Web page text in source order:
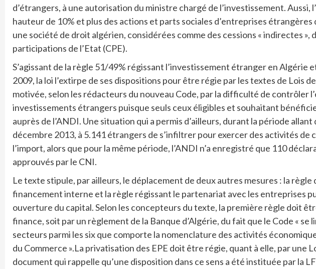
d’étrangers, à une autorisation du ministre chargé de l’investissement. Aussi,
hauteur de 10% et plus des actions et parts sociales d’entreprises
une société de droit algérien, considérées comme des cessions « indirectes »,
participations de l’Etat (CPE).
S’agissant de la règle 51/49% régissant l’investissement étranger en Algérie
2009, la loi l’extirpe de ses dispositions pour être régie par les textes de Lois
motivée, selon les rédacteurs du nouveau Code, par la difficulté de contrôler
investissements étrangers puisque seuls ceux éligibles et souhaitant
auprès de l’ANDI. Une situation qui a permis d’ailleurs, durant la période
décembre 2013, à 5.141 étrangers de s’infiltrer pour exercer des activités de
l’import, alors que pour la même période, l’ANDI n’a enregistré que 110
approuvés par le CNI.
Le texte stipule, par ailleurs, le déplacement de deux autres mesures : la
financement interne et la règle régissant le partenariat avec les entreprises
ouverture du capital. Selon les concepteurs du texte, la première règle doit
finance, soit par un règlement de la Banque d’Algérie, du fait que le Code «
secteurs parmi les six que comporte la nomenclature des activités
du Commerce ».La privatisation des EPE doit être régie, quant à elle, par une
document qui rappelle qu’une disposition dans ce sens a été instituée par la